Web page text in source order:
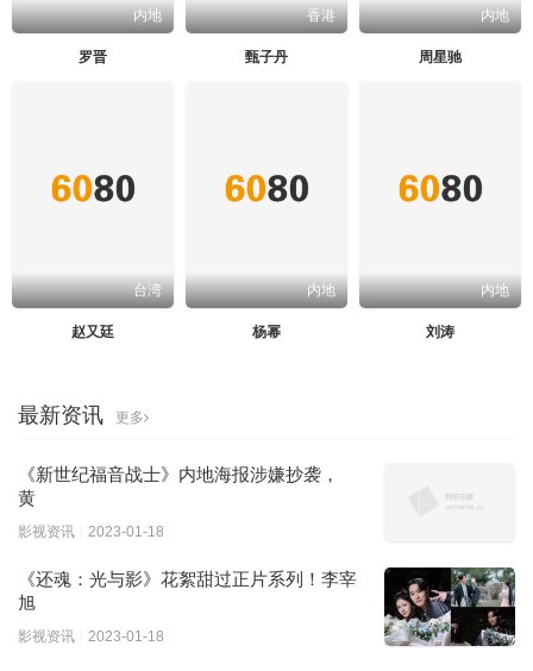
内地
罗晋
香港
甄子丹
内地
周星驰
台湾
赵又廷
内地
杨幂
内地
刘涛
最新资讯 更多
《新世纪福音战士》内地海报涉嫌抄袭，
黄
影视资讯 2023-01-18
《还魂：光与影》花絮甜过正片系列！李宰
旭
影视资讯 2023-01-18